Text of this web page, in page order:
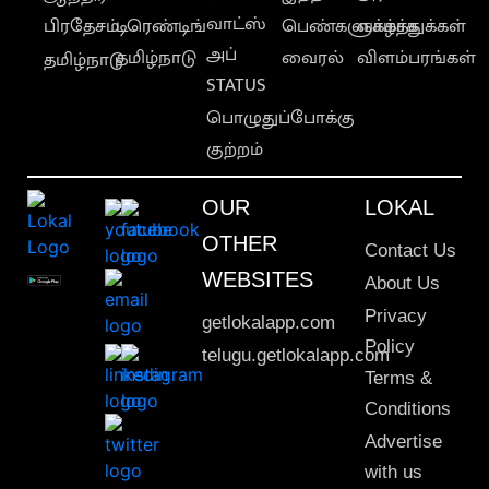
பிரதேசம்
தமிழ்நாடு
டிரெண்டிங்
தமிழ்நாடு
வாட்ஸ்
அப்
STATUS
பொழுதுப்போக்கு
குற்றம்
பெண்களுக்காக
வைரல்
வாழ்த்துக்கள்
விளம்பரங்கள்
OUR
OTHER
WEBSITES
getlokalapp.com
telugu.getlokalapp.com
LOKAL
Contact Us
About Us
Privacy
Policy
Terms &
Conditions
Advertise
with us